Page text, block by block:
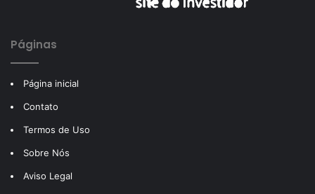
Páginas
Página inicial
Contato
Termos de Uso
Sobre Nós
Aviso Legal